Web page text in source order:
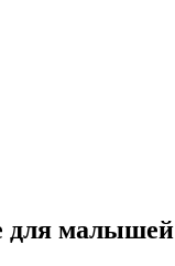
для малышей